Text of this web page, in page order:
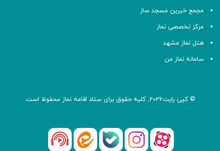
مجمع خیرین مسجد ساز
مرکز تخصصی نماز
هتل نماز مشهد
سامانه نماز من
© کپی رایت2026, کلیه حقوق برای ستاد اقامه نماز محفوظ است.
آپارات اینستاگرام
بله ایتا